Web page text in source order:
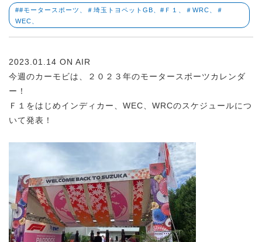
##モータースポーツ、＃埼玉トヨペットGB、#Ｆ１、＃WRC、＃
WEC、
2023.01.14 ON AIR
今週のカーモビは、２０２３年のモータースポーツカレンダ
ー！
Ｆ１をはじめインディカー、WEC、WRCのスケジュールにつ
いて発表！